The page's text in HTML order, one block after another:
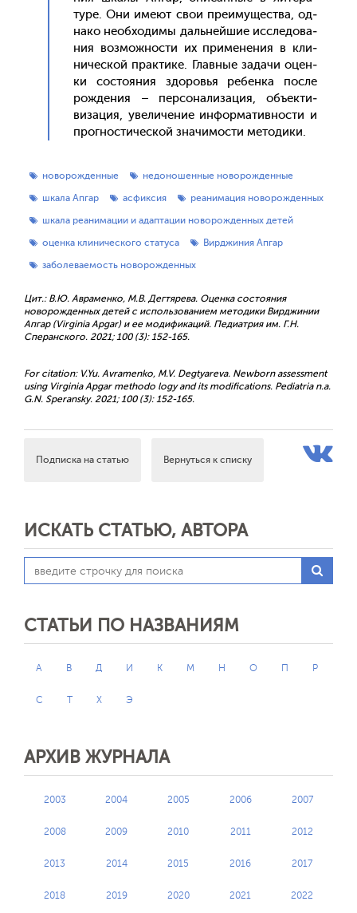
туре. Они име­ют свои пре­иму­щес­тва, од­
на­ко не­об­хо­димы даль­ней­шие ис­сле­дова­
ния воз­можнос­ти их при­мене­ния в кли­
ничес­кой прак­ти­ке. Глав­ные за­дачи оцен­
ки сос­то­яния здо­ровья ре­бен­ка пос­ле
рож­де­ния – пер­со­нали­зация, объ­ек­ти­
виза­ция, уве­личе­ние ин­форма­тив­ности и
прог­ности­чес­кой зна­чимос­ти ме­тоди­ки.
новорожденные
недоношенные новорожденные
шкала Апгар
асфиксия
реанимация новорожденных
шкала реанимации и адаптации новорожденных детей
оценка клинического статуса
Вирджиния Апгар
заболеваемость новорожденных
Цит.: В.Ю. Авраменко, М.В. Дегтярева. Оценка состояния
новорожденных детей с использованием методики Вирджинии
Апгар (Virginia Apgar) и ее модификаций. Педиатрия им. Г.Н.
Сперанского. 2021; 100 (3): 152-165.
For citation: V.Yu. Avramenko, M.V. Degtyareva. Newborn assessment
using Virginia Apgar methodo logy and its modifications. Pediatria n.a.
G.N. Speransky. 2021; 100 (3): 152-165.
Подписка на статью Вернуться к списку
ИСКАТЬ СТАТЬЮ, АВТОРА
СТАТЬИ ПО НАЗВАНИЯМ
А В Д И К М Н О П Р
С Т Х Э
АРХИВ ЖУРНАЛА
2003 2004 2005 2006 2007
2008 2009 2010 2011 2012
2013 2014 2015 2016 2017
2018 2019 2020 2021 2022